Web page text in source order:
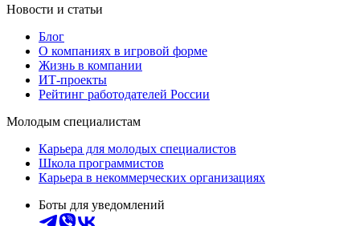
Новости и статьи
Блог
О компаниях в игровой форме
Жизнь в компании
ИТ-проекты
Рейтинг работодателей России
Молодым специалистам
Карьера для молодых специалистов
Школа программистов
Карьера в некоммерческих организациях
Боты для уведомлений